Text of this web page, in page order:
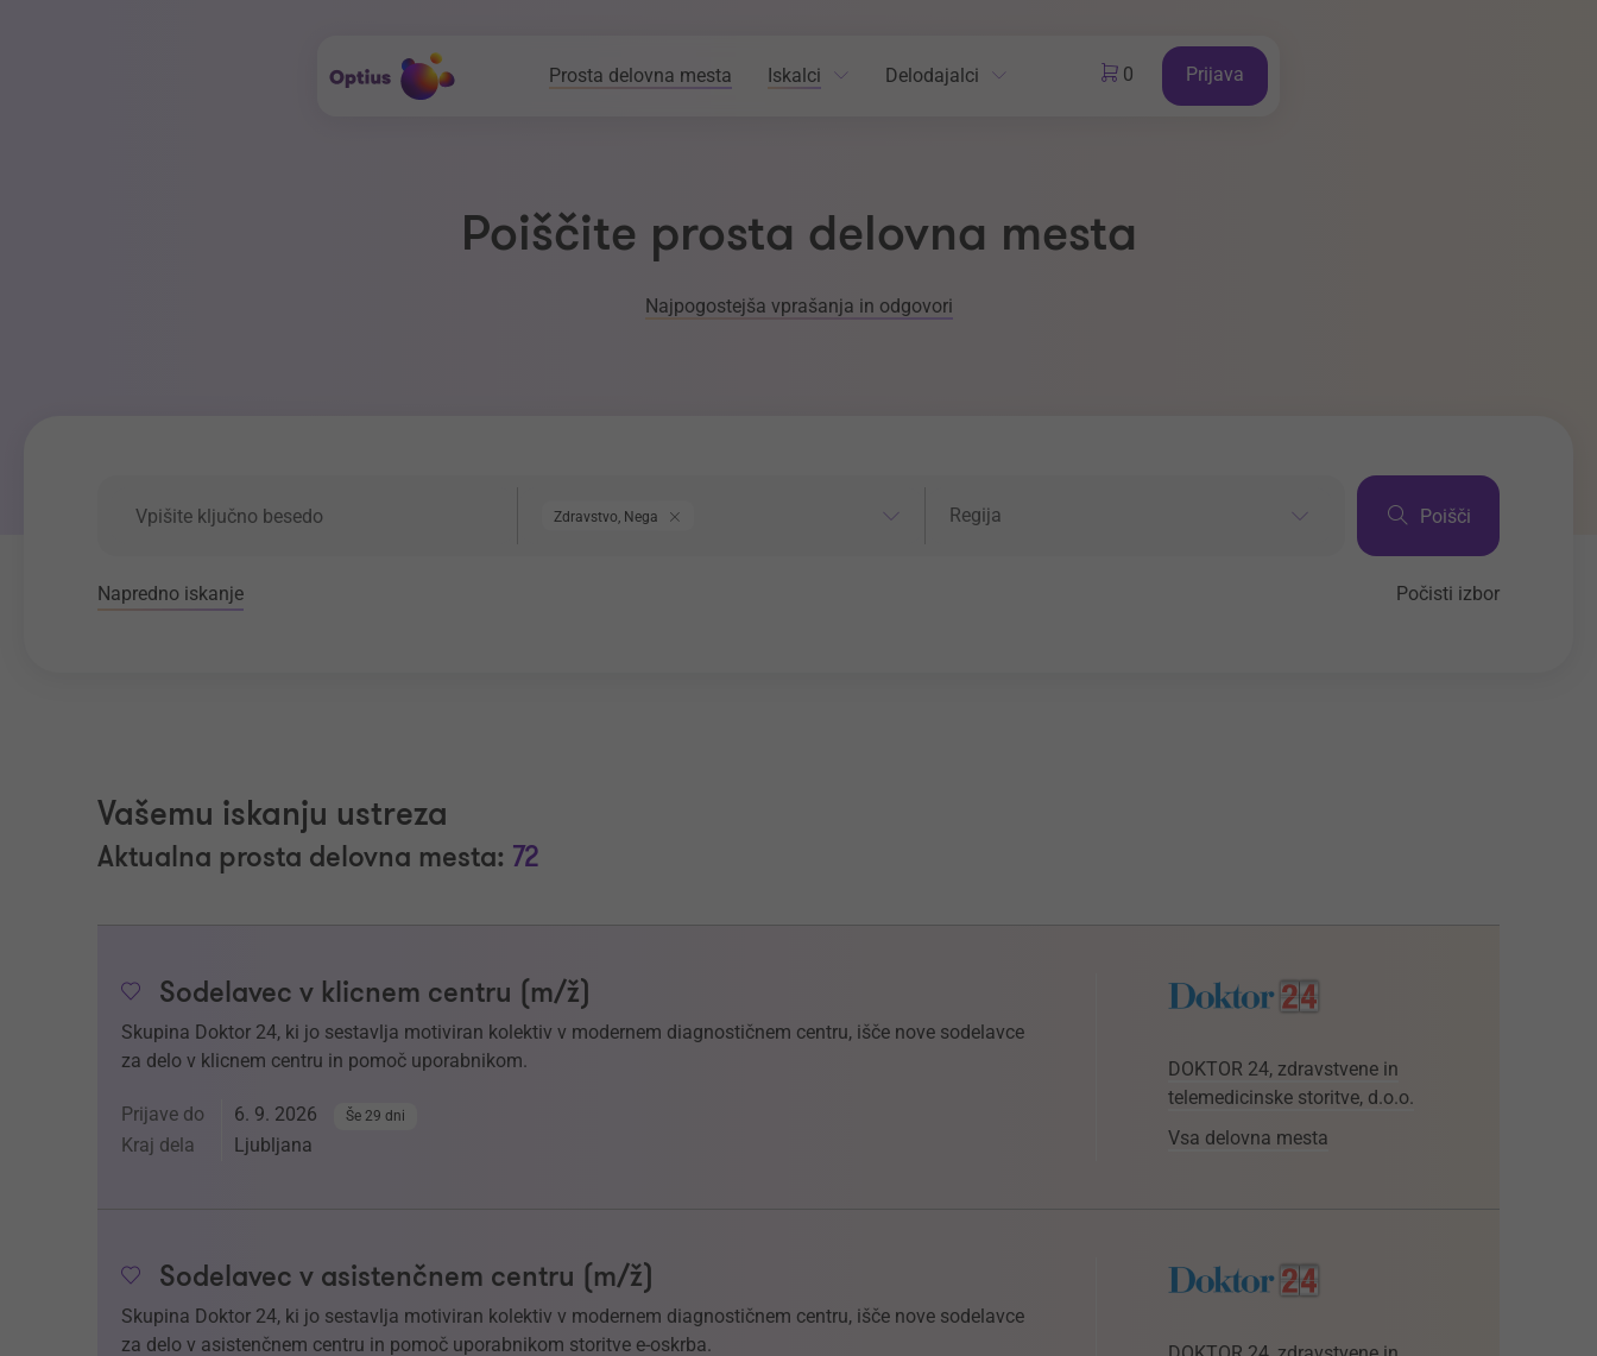
Prosta delovna mesta Iskalci Delodajalci 0 Prijava
Poiščite prosta delovna mesta
Najpogostejša vprašanja in odgovori
Zdravstvo, Nega Regija Poišči
Napredno iskanje Počisti izbor
Vašemu iskanju ustreza
Aktualna prosta delovna mesta: 72
Sodelavec v klicnem centru (m/ž)
Skupina Doktor 24, ki jo sestavlja motiviran kolektiv v modernem diagnostičnem centru, išče nove sodelavce
za delo v klicnem centru in pomoč uporabnikom.
Prijave do 6. 9. 2026 Še 29 dni
Kraj dela Ljubljana
DOKTOR 24, zdravstvene in
telemedicinske storitve, d.o.o.
Vsa delovna mesta
Sodelavec v asistenčnem centru (m/ž)
Skupina Doktor 24, ki jo sestavlja motiviran kolektiv v modernem diagnostičnem centru, išče nove sodelavce
za delo v asistenčnem centru in pomoč uporabnikom storitve e-oskrba.